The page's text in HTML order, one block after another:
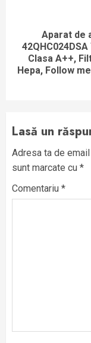
Next
post:
Aparat de
Clasa A++,
Hepa, Follow
Lasă un
Adresa ta de
sunt marcate cu *
Comentariu *